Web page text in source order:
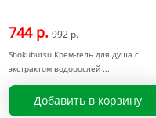
744 р. 992 р.
Shokubutsu Крем-гель для душа с
экстрактом водорослей
Добавить в корзину